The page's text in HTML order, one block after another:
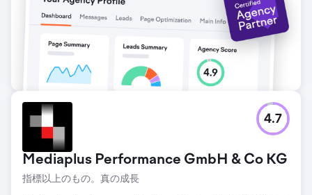
Mediaplus Performance GmbH & Co KG
指標以上のもの。真の成長
4.7